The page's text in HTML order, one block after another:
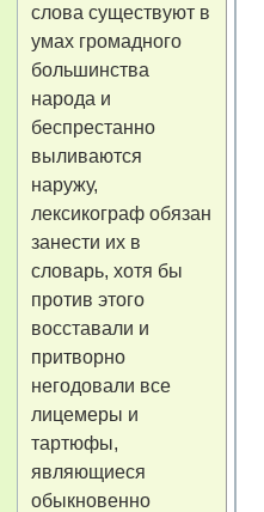
слова существуют в
умах громадного
большинства
народа и
беспрестанно
выливаются
наружу,
лексикограф обязан
занести их в
словарь, хотя бы
против этого
восставали и
притворно
негодовали все
лицемеры и
тартюфы,
являющиеся
обыкновенно